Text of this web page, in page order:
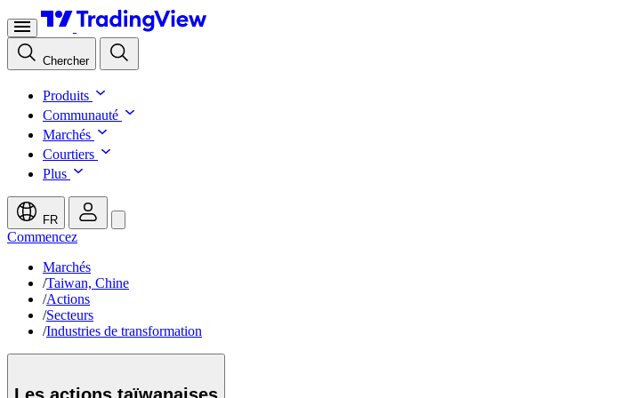
Chercher
Produits
Communauté
Marchés
Courtiers
Plus
FR
Commencez
Marchés
/Taiwan, Chine
/Actions
/Secteurs
/Industries de transformation
Les actions taïwanaises